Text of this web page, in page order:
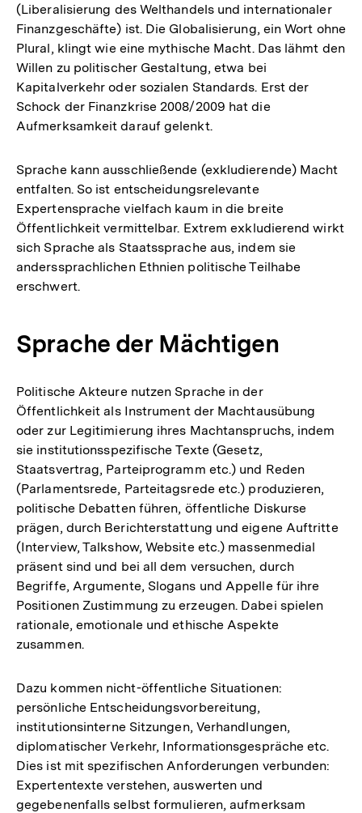
Fußnote
(Liberalisierung des Welthandels und internationaler
Finanzgeschäfte) ist. Die Globalisierung, ein Wort ohne
Plural, klingt wie eine mythische Macht. Das lähmt den
Willen zu politischer Gestaltung, etwa bei
Kapitalverkehr oder sozialen Standards. Erst der
Schock der Finanzkrise 2008/2009 hat die
Aufmerksamkeit darauf gelenkt.
Sprache kann ausschließende (exkludierende) Macht
entfalten. So ist entscheidungsrelevante
Expertensprache vielfach kaum in die breite
Öffentlichkeit vermittelbar. Extrem exkludierend wirkt
sich Sprache als Staatssprache aus, indem sie
anderssprachlichen Ethnien politische Teilhabe
erschwert.
Sprache der Mächtigen
Politische Akteure nutzen Sprache in der
Öffentlichkeit als Instrument der Machtausübung
oder zur Legitimierung ihres Machtanspruchs, indem
sie institutionsspezifische Texte (Gesetz,
Staatsvertrag, Parteiprogramm etc.) und Reden
(Parlamentsrede, Parteitagsrede etc.) produzieren,
politische Debatten führen, öffentliche Diskurse
prägen, durch Berichterstattung und eigene Auftritte
(Interview, Talkshow, Website etc.) massenmedial
präsent sind und bei all dem versuchen, durch
Begriffe, Argumente, Slogans und Appelle für ihre
Positionen Zustimmung zu erzeugen. Dabei spielen
rationale, emotionale und ethische Aspekte
zusammen.
Dazu kommen nicht-öffentliche Situationen:
persönliche Entscheidungsvorbereitung,
institutionsinterne Sitzungen, Verhandlungen,
diplomatischer Verkehr, Informationsgespräche etc.
Dies ist mit spezifischen Anforderungen verbunden:
Expertentexte verstehen, auswerten und
gegebenenfalls selbst formulieren, aufmerksam